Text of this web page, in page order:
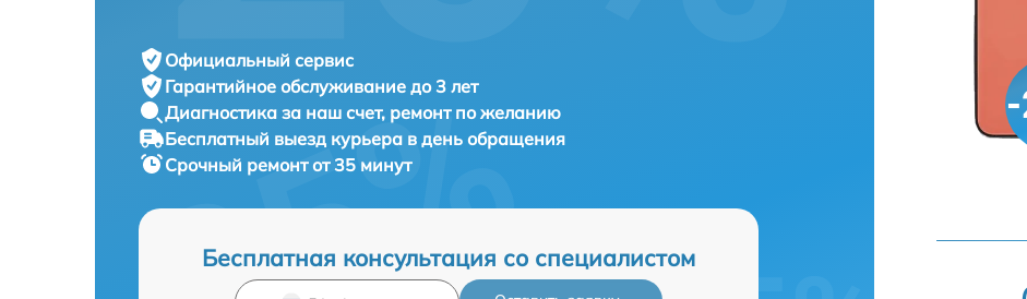
Официальный сервис
Гарантийное обслуживание до 3 лет
Диагностика за наш счет, ремонт по желанию
Бесплатный выезд курьера в день обращения
Срочный ремонтот 35 минут
Бесплатная консультация со специалистом